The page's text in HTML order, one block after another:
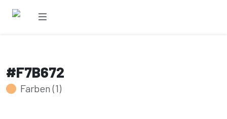
#F7B672
Farben (1)